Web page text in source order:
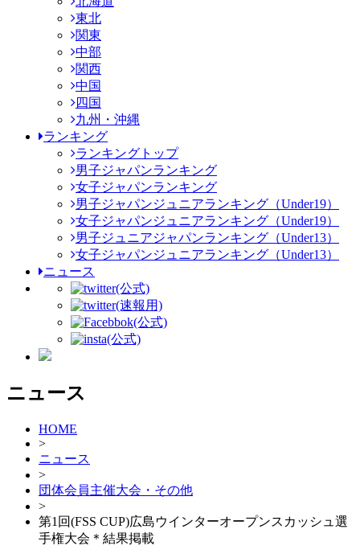
東北
関東
中部
関西
中国
四国
九州・沖縄
ランキング
ランキングトップ
男子ジャパンランキング
女子ジャパンランキング
男子ジャパンジュニアランキング（Under19）
女子ジャパンジュニアランキング（Under19）
男子ジュニアジャパンランキング（Under13）
女子ジャパンジュニアランキング（Under13）
ニュース
(公式)
(速報用)
(公式)
(公式)
ニュース
HOME
>
ニュース
>
団体会員主催大会・その他
>
第1回(FSS CUP)広島ウインターオープンスカッシュ選
手権大会＊結果掲載